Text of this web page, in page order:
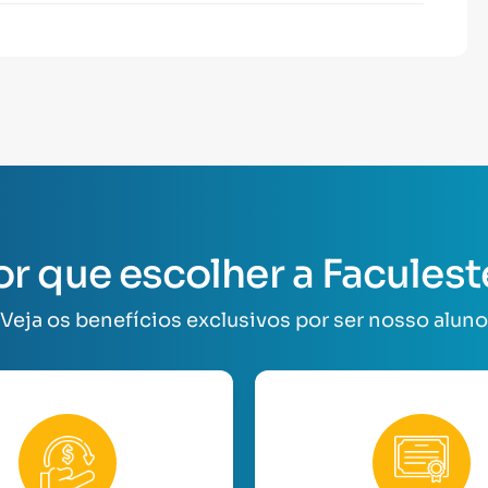
que escolher a
Veja os benefícios exclusivos por ser nosso aluno